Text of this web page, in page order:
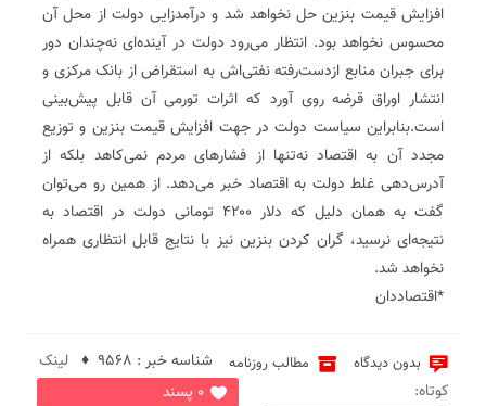
افزایش قیمت بنزین حل نخواهد شد و درآمدزایی دولت از محل آن
محسوس نخواهد بود. انتظار می‌رود دولت در آینده‌ای نه‌چندان دور
برای جبران منابع از‌دست‌رفته نفتی‌اش به استقراض از بانک مرکزی و
انتشار اوراق قرضه روی آورد که اثرات تورمی آن قابل پیش‌بینی
است.بنابراین سیاست دولت در جهت افزایش قیمت بنزین و توزیع
مجدد آن به اقتصاد نه‌تنها از فشارهای مردم نمی‌کاهد بلکه از
آدرس‌دهی غلط دولت به اقتصاد خبر می‌دهد. از همین رو می‌توان
گفت به همان دلیل که دلار ۴۲۰۰ تومانی دولت در اقتصاد به
نتیجه‌ای نرسید، گران کردن بنزین نیز با نتایج قابل انتظاری همراه
نخواهد شد.
*اقتصاددان
بدون دیدگاه مطالب روزنامه
0 پسند
شناسه خبر : 9568 ♦
لینک
کوتاه: